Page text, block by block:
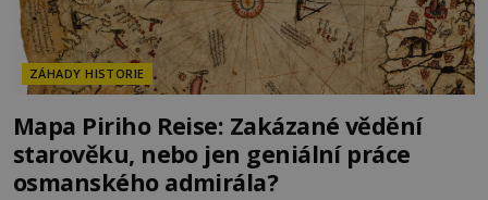
ZÁHADY HISTORIE
Mapa Piriho Reise: Zakázané vědění
starověku, nebo jen geniální práce
osmanského admirála?